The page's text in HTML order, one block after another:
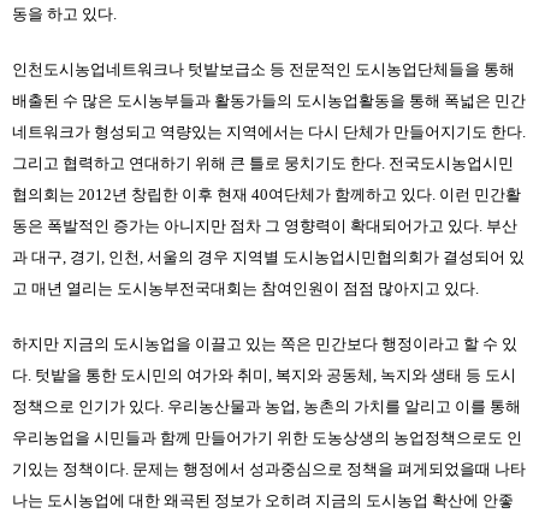
동을 하고 있다.
인천도시농업네트워크나 텃밭보급소 등 전문적인 도시농업단체들을 통해
배출된 수 많은 도시농부들과 활동가들의 도시농업활동을 통해 폭넓은 민간
네트워크가 형성되고 역량있는 지역에서는 다시 단체가 만들어지기도 한다.
그리고 협력하고 연대하기 위해 큰 틀로 뭉치기도 한다. 전국도시농업시민
협의회는 2012년 창립한 이후 현재 40여단체가 함께하고 있다. 이런 민간활
동은 폭발적인 증가는 아니지만 점차 그 영향력이 확대되어가고 있다. 부산
과 대구, 경기, 인천, 서울의 경우 지역별 도시농업시민협의회가 결성되어 있
고 매년 열리는 도시농부전국대회는 참여인원이 점점 많아지고 있다.
하지만 지금의 도시농업을 이끌고 있는 쪽은 민간보다 행정이라고 할 수 있
다. 텃밭을 통한 도시민의 여가와 취미, 복지와 공동체, 녹지와 생태 등 도시
정책으로 인기가 있다. 우리농산물과 농업, 농촌의 가치를 알리고 이를 통해
우리농업을 시민들과 함께 만들어가기 위한 도농상생의 농업정책으로도 인
기있는 정책이다. 문제는 행정에서 성과중심으로 정책을 펴게되었을때 나타
나는 도시농업에 대한 왜곡된 정보가 오히려 지금의 도시농업 확산에 안좋